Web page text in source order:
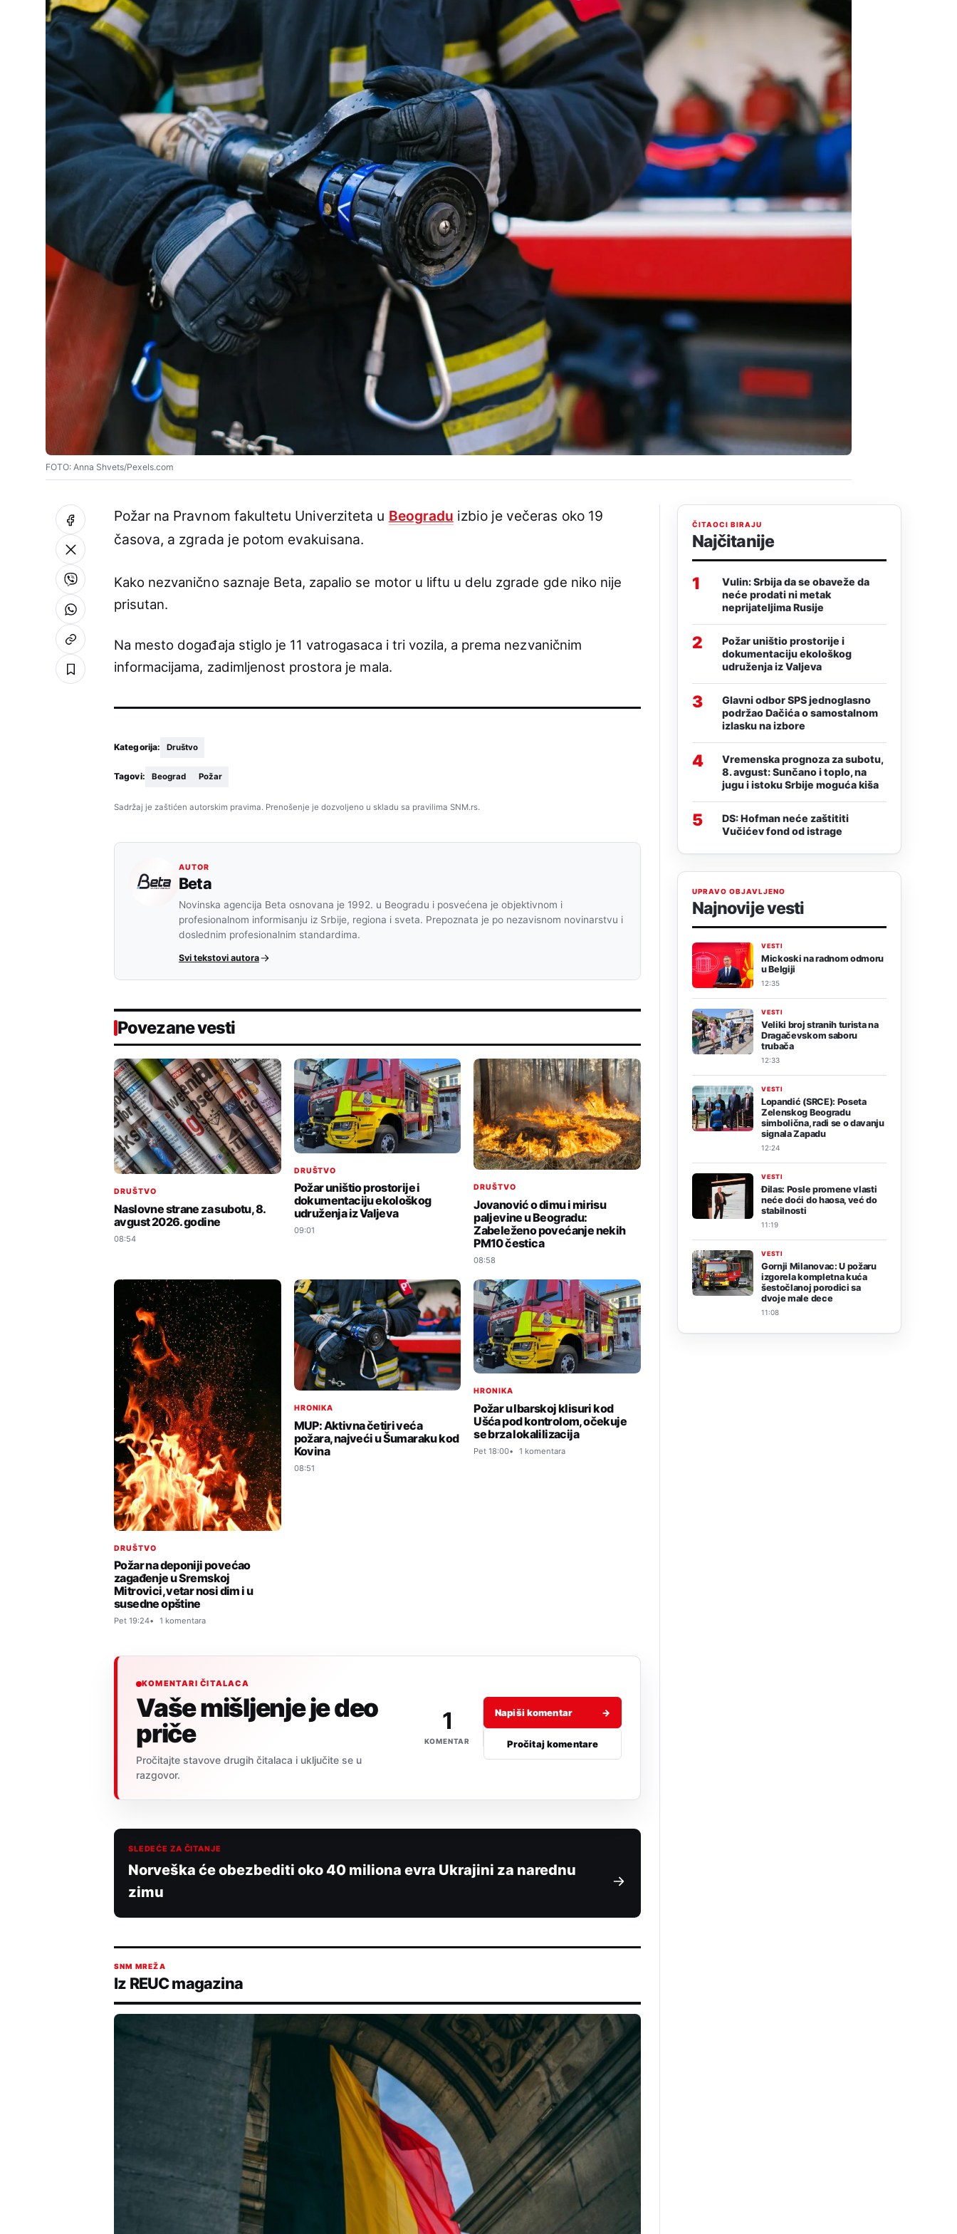
FOTO: Anna Shvets/Pexels.com
Požar na Pravnom fakultetu Univerziteta u Beogradu izbio je večeras oko 19
časova, a zgrada je potom evakuisana.
Kako nezvanično saznaje Beta, zapalio se motor u liftu u delu zgrade gde niko nije
prisutan.
Na mesto događaja stiglo je 11 vatrogasaca i tri vozila, a prema nezvaničnim
informacijama, zadimljenost prostora je mala.
Kategorija: Društvo
Tagovi: Beograd Požar
Sadržaj je zaštićen autorskim pravima. Prenošenje je dozvoljeno u skladu sa pravilima SNM.rs.
AUTOR
Beta
Novinska agencija Beta osnovana je 1992. u Beogradu i posvećena je objektivnom i
profesionalnom informisanju iz Srbije, regiona i sveta. Prepoznata je po nezavisnom novinarstvu i
doslednim profesionalnim standardima.
Svi tekstovi autora
Povezane vesti
DRUŠTVO
Naslovne strane za subotu, 8.
avgust 2026. godine
08:54
DRUŠTVO
Požar uništio prostorije i
dokumentaciju ekološkog
udruženja iz Valjeva
09:01
DRUŠTVO
Jovanović o dimu i mirisu
paljevine u Beogradu:
Zabeleženo povećanje nekih
PM10 čestica
08:58
DRUŠTVO
Požar na deponiji povećao
zagađenje u Sremskoj
Mitrovici, vetar nosi dim i u
susedne opštine
Pet 19:24 1 komentara
HRONIKA
MUP: Aktivna četiri veća
požara, najveći u Šumaraku kod
Kovina
08:51
HRONIKA
Požar u Ibarskoj klisuri kod
Ušća pod kontrolom, očekuje
se brza lokalilizacija
Pet 18:00 1 komentara
KOMENTARI ČITALACA
Vaše mišljenje je deo
priče
Pročitajte stavove drugih čitalaca i uključite se u
razgovor.
1
KOMENTAR
Napiši komentar →
Pročitaj komentare
SLEDEĆE ZA ČITANJE
Norveška će obezbediti oko 40 miliona evra Ukrajini za narednu
zimu
SNM MREŽA
Iz REUC magazina
ČITAOCI BIRAJU
Najčitanije
1
Vulin: Srbija da se obaveže da
neće prodati ni metak
neprijateljima Rusije
2
Požar uništio prostorije i
dokumentaciju ekološkog
udruženja iz Valjeva
3
Glavni odbor SPS jednoglasno
podržao Dačića o samostalnom
izlasku na izbore
4
Vremenska prognoza za subotu,
8. avgust: Sunčano i toplo, na
jugu i istoku Srbije moguća kiša
5
DS: Hofman neće zaštititi
Vučićev fond od istrage
UPRAVO OBJAVLJENO
Najnovije vesti
VESTI
Mickoski na radnom odmoru
u Belgiji
12:35
VESTI
Veliki broj stranih turista na
Dragačevskom saboru
trubača
12:33
VESTI
Lopandić (SRCE): Poseta
Zelenskog Beogradu
simbolična, radi se o davanju
signala Zapadu
12:24
VESTI
Đilas: Posle promene vlasti
neće doći do haosa, već do
stabilnosti
11:19
VESTI
Gornji Milanovac: U požaru
izgorela kompletna kuća
šestočlanoj porodici sa
dvoje male dece
11:08